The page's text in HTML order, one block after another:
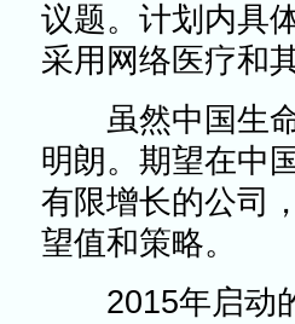
议题。计划内具
采用网络医疗和
虽然中国生命
明朗。期望在中
有限增长的公司
望值和策略。
2015年启动的